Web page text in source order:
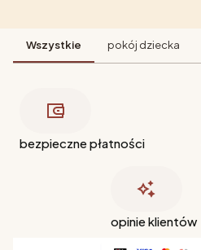
Wszystkie pokój dziecka
bezpieczne płatności
opinie klientów